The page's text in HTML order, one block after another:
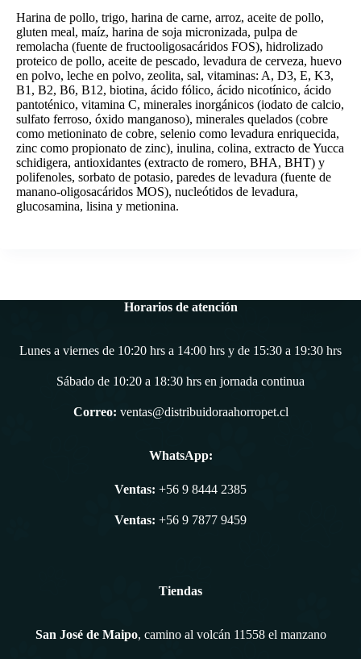
Harina de pollo, trigo, harina de carne, arroz, aceite de pollo,
gluten meal, maíz, harina de soja micronizada, pulpa de
remolacha (fuente de fructooligosacáridos FOS), hidrolizado
proteico de pollo, aceite de pescado, levadura de cerveza, huevo
en polvo, leche en polvo, zeolita, sal, vitaminas: A, D3, E, K3,
B1, B2, B6, B12, biotina, ácido fólico, ácido nicotínico, ácido
pantoténico, vitamina C, minerales inorgánicos (iodato de calcio,
sulfato ferroso, óxido manganoso), minerales quelados (cobre
como metioninato de cobre, selenio como levadura enriquecida,
zinc como propionato de zinc), inulina, colina, extracto de Yucca
schidigera, antioxidantes (extracto de romero, BHA, BHT) y
polifenoles, sorbato de potasio, paredes de levadura (fuente de
manano-oligosacáridos MOS), nucleótidos de levadura,
glucosamina, lisina y metionina.
Horarios de atención
Lunes a viernes de 10:20 hrs a 14:00 hrs y de 15:30 a 19:30 hrs
Sábado de 10:20 a 18:30 hrs en jornada continua
Correo: ventas@distribuidoraahorropet.cl
WhatsApp:
Ventas: +56 9 8444 2385
Ventas: +56 9 7877 9459
Tiendas
San José de Maipo, camino al volcán 11558 el manzano